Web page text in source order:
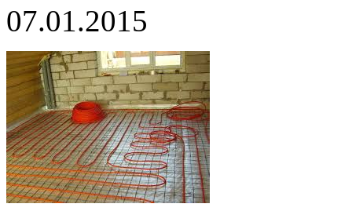
07.01.2015